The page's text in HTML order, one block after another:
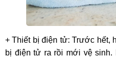
+ Thiết bị điện tử: Trước hết,
bị điện tử ra rồi mới vệ sinh.